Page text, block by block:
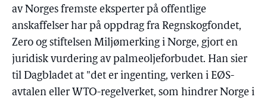
av Norges fremste eksperter på offentlige
anskaffelser har på oppdrag fra Regnskogfondet,
Zero og stiftelsen Miljømerking i Norge, gjort en
juridisk vurdering av palmeoljeforbudet. Han sier
til Dagbladet at "det er ingenting, verken i EØS-
avtalen eller WTO-regelverket, som hindrer Norge i